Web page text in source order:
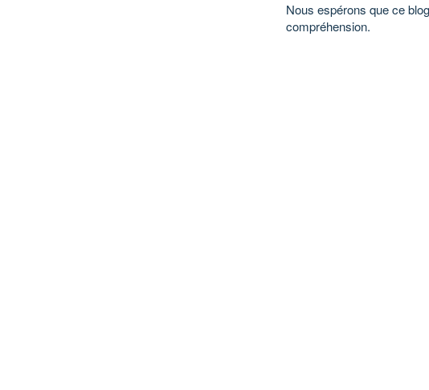
Nous espérons que ce
compréhension.